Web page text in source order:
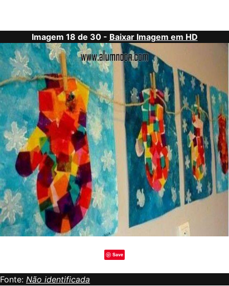
Imagem 18 de 30 - Baixar Imagem em HD
Save
Fonte: Não identificada